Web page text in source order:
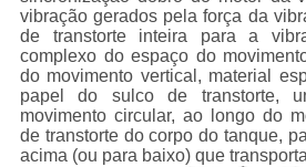
vibração gerados pela força da
de transtorte inteira para a
complexo do espaço do
do movimento vertical, material
papel do sulco de transtorte,
movimento circular, ao longo do
de transtorte do corpo do tanque,
acima (ou para baixo) que